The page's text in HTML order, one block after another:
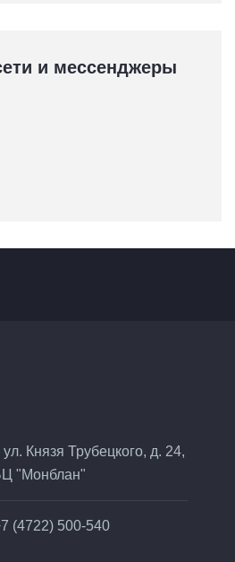
и мессенджеры
Князя Трубецкого, д. 24,
"Монблан"
(4722) 500-540